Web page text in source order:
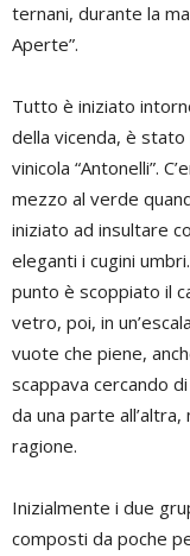
ternani, durante la
Aperte”.
Tutto è iniziato
della vicenda, è
vinicola “Antonelli”.
mezzo al verde
iniziato ad insultare
eleganti i cugini
punto è scoppiato il
vetro, poi, in
vuote che piene,
scappava cercando
da una parte
ragione.
Inizialmente i due
composti da poche